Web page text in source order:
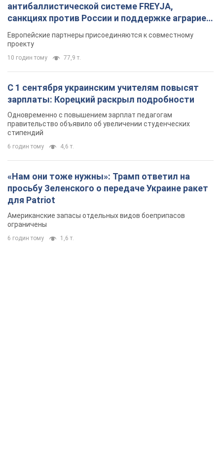
антибаллистической системе FREYJA,
санкциях против России и поддержке аграриев.
Видео
Европейские партнеры присоединяются к совместному
проекту
10 годин тому 77,9 т.
С 1 сентября украинским учителям повысят
зарплаты: Корецкий раскрыл подробности
Одновременно с повышением зарплат педагогам
правительство объявило об увеличении студенческих
стипендий
6 годин тому 4,6 т.
«Нам они тоже нужны»: Трамп ответил на
просьбу Зеленского о передаче Украине ракет
для Patriot
Американские запасы отдельных видов боеприпасов
ограничены
6 годин тому 1,6 т.